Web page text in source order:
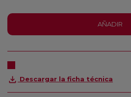
AÑADIR
Descargar la ficha técnica